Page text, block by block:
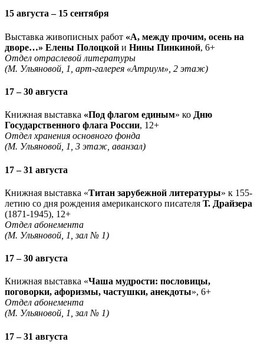
15 августа – 15 сентября
Выставка живописных работ «А, между прочим, осень на
дворе…» Елены Полоцкой и Нины Пинкиной, 6+
Отдел отраслевой литературы
(М. Ульяновой, 1, арт-галерея «Атриум», 2 этаж)
17 – 30 августа
Книжная выставка «Под флагом единым» ко Дню
Государственного флага России, 12+
Отдел хранения основного фонда
(М. Ульяновой, 1, 3 этаж, аванзал)
17 – 31 августа
Книжная выставка «Титан зарубежной литературы» к 155-
летию со дня рождения американского писателя Т. Драйзера
(1871-1945), 12+
Отдел абонемента
(М. Ульяновой, 1, зал № 1)
17 – 30 августа
Книжная выставка «Чаша мудрости: пословицы,
поговорки, афоризмы, частушки, анекдоты», 6+
Отдел абонемента
(М. Ульяновой, 1, зал № 1)
17 – 31 августа